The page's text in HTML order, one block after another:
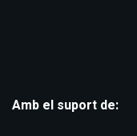
Amb el suport de: